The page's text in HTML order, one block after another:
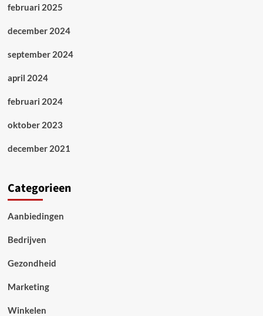
februari 2025
december 2024
september 2024
april 2024
februari 2024
oktober 2023
december 2021
Categorieen
Aanbiedingen
Bedrijven
Gezondheid
Marketing
Winkelen